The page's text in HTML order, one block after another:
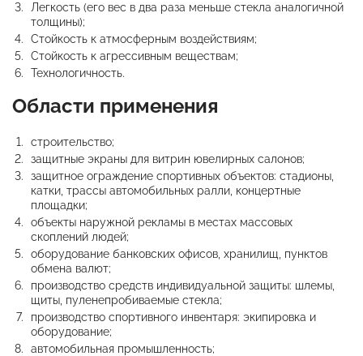
Легкость (его вес в два раза меньше стекла аналогичной
толщины);
Стойкость к атмосферным воздействиям;
Стойкость к агрессивным веществам;
Технологичность.
Области применения
строительство;
защитные экраны для витрин ювелирных салонов;
защитное ограждение спортивных объектов: стадионы,
катки, трассы автомобильных ралли, концертные
площадки;
объекты наружной рекламы в местах массовых
скоплений людей;
оборудование банковских офисов, хранилищ, пунктов
обмена валют;
производство средств индивидуальной защиты: шлемы,
щиты, пуленепробиваемые стекла;
производство спортивного инвентаря: экипировка и
оборудование;
автомобильная промышленность;